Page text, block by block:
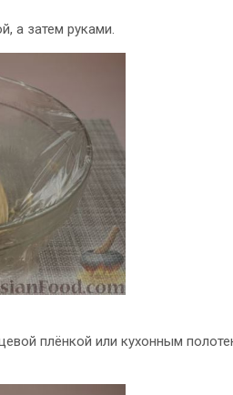
а затем руками.
плёнкой или кухонным